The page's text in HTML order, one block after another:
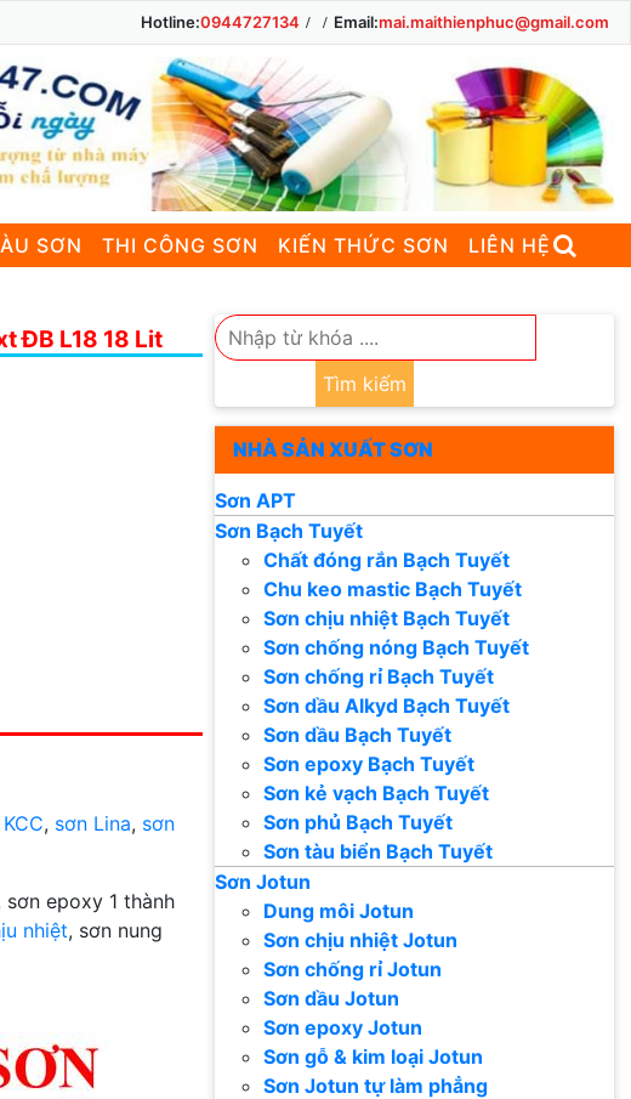
Hotline:0944727134 Email:mai.maithienphuc@gmail.com
SƠN THI CÔNG SƠN KIẾN THỨC SƠN LIÊN HỆ
ĐB L18 18 Lit
, sơn Lina, sơn
sơn epoxy 1 thành
nhiệt, sơn nung
Tìm kiếm
NHÀ SẢN XUẤT SƠN
Sơn APT
Sơn Bạch Tuyết
Chất đóng rắn Bạch Tuyết
Chu keo mastic Bạch Tuyết
Sơn chịu nhiệt Bạch Tuyết
Sơn chống nóng Bạch Tuyết
Sơn chống rỉ Bạch Tuyết
Sơn dầu Alkyd Bạch Tuyết
Sơn dầu Bạch Tuyết
Sơn epoxy Bạch Tuyết
Sơn kẻ vạch Bạch Tuyết
Sơn phủ Bạch Tuyết
Sơn tàu biển Bạch Tuyết
Sơn Jotun
Dung môi Jotun
Sơn chịu nhiệt Jotun
Sơn chống rỉ Jotun
Sơn dầu Jotun
Sơn epoxy Jotun
Sơn gỗ & kim loại Jotun
Sơn Jotun tự làm phẳng